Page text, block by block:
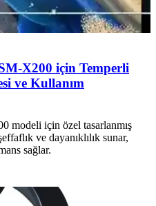
X200 için Temperli
ve Kullanım
modeli için özel tasarlanmış
ve dayanıklılık sunar,
sağlar.